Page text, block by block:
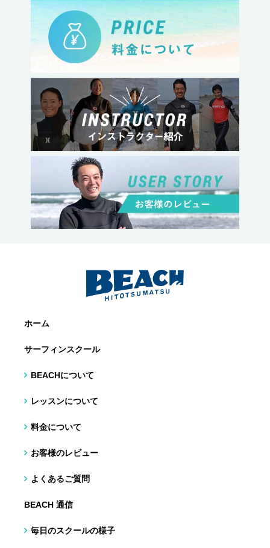
ホーム
サーフィンスクール
BEACHについて
レッスンについて
料金について
お客様のレビュー
よくあるご質問
BEACH 通信
毎日のスクールの様子